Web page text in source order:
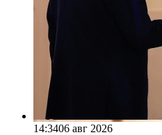
14:3406 авг 2026